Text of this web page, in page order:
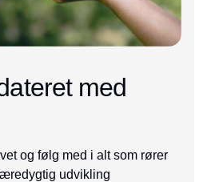
med
og følg med i alt som rører
udvikling